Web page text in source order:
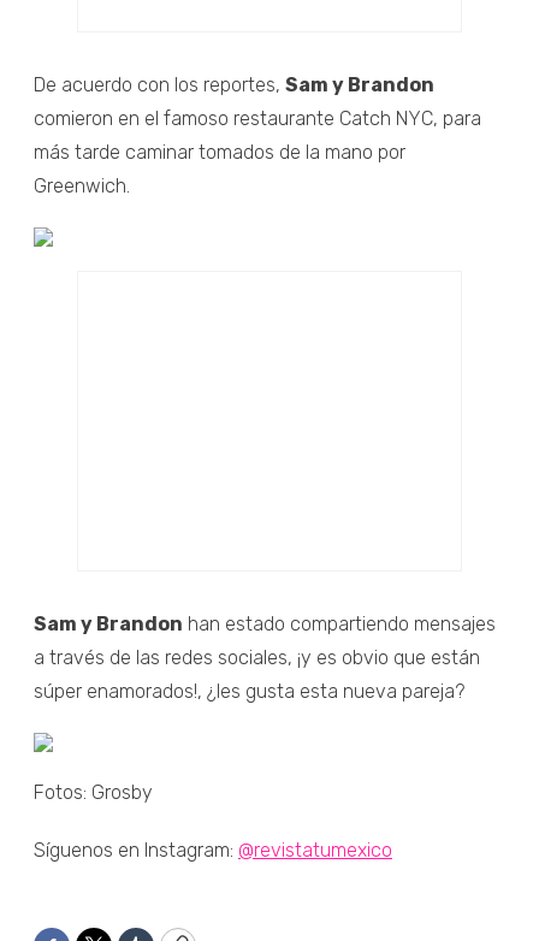
De acuerdo con los reportes, Sam y Brandon
comieron en el famoso restaurante Catch NYC, para
más tarde caminar tomados de la mano por
Greenwich.
Sam y Brandon han estado compartiendo mensajes
a través de las redes sociales, ¡y es obvio que están
súper enamorados!, ¿les gusta esta nueva pareja?
Fotos: Grosby
Síguenos en Instagram: @revistatumexico